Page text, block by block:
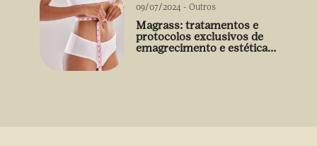
09/07/2024 - Outros
Magrass: tratamentos e
protocolos exclusivos de
emagrecimento e estética